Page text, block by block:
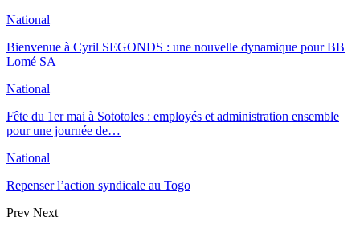
National
Bienvenue à Cyril SEGONDS : une nouvelle dynamique pour BB
Lomé SA
National
Fête du 1er mai à Sototoles : employés et administration ensemble
pour une journée de…
National
Repenser l’action syndicale au Togo
Prev Next